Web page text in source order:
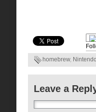
homebrew, Nintendo
Leave a